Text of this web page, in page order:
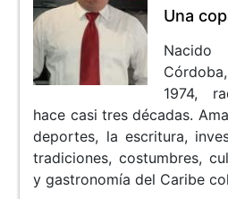
Una
Nacido
1974,
hace casi tres décadas.
deportes, la escritura,
tradiciones, costumbres,
y gastronomía del Caribe